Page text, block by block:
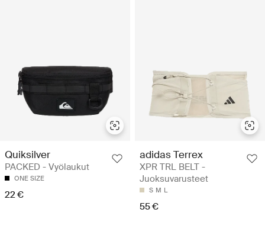
Quiksilver
PACKED - Vyölaukut
ONE SIZE
22 €
adidas Terrex
XPR TRL BELT -
Juoksuvarusteet
S M L
55 €